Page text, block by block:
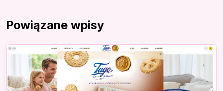
Powiązane wpisy